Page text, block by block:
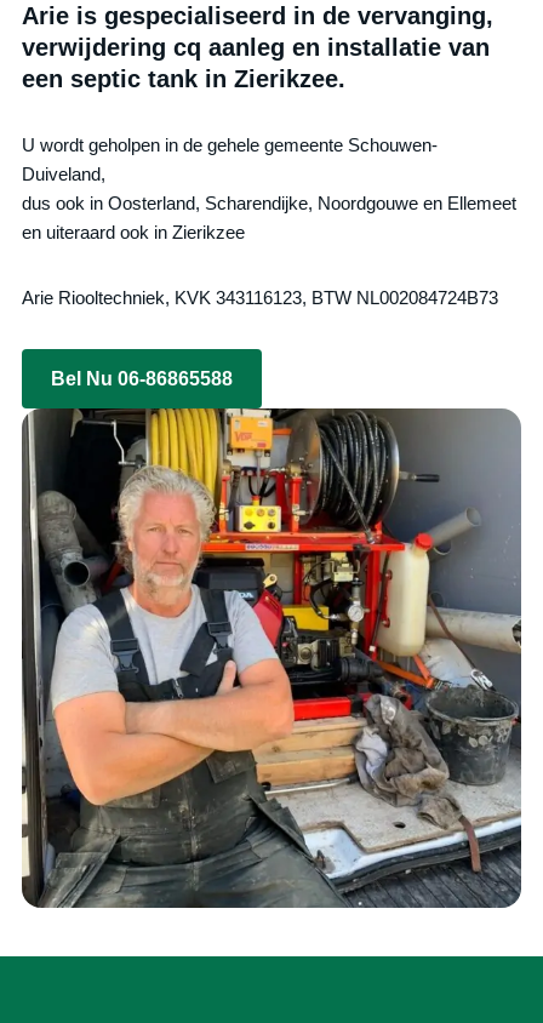
Arie is gespecialiseerd in de vervanging,
verwijdering cq aanleg en installatie van
een septic tank in Zierikzee.
U wordt geholpen in de gehele gemeente Schouwen-
Duiveland,
dus ook in Oosterland, Scharendijke, Noordgouwe en Ellemeet
en uiteraard ook in Zierikzee
Arie Riooltechniek, KVK 343116123, BTW NL002084724B73
Bel Nu 06-86865588